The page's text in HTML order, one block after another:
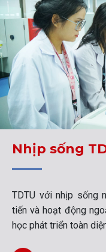
Nhịp sống
TDTU với nhịp sống
tiến và hoạt động
học phát triển toàn